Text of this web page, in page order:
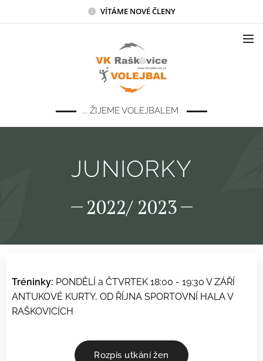
VÍTÁME NOVÉ ČLENY
... ŽIJEME VOLEJBALEM
JUNIORKY
2022/ 2023
Tréninky: PONDĚLÍ a ČTVRTEK 18:00 - 19:30 V ZÁŘÍ
ANTUKOVÉ KURTY, OD ŘÍJNA SPORTOVNÍ HALA V
RAŠKOVICÍCH
Rozpis utkání žen